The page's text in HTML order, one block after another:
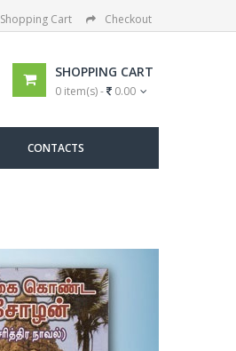
Shopping Cart Checkout
SHOPPING CART
0 item(s) - 0.00
CONTACTS